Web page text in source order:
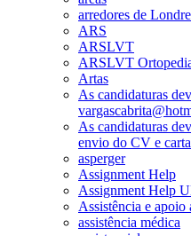
arredores de
ARS
ARSLVT
ARSLVT
Artas
As candidaturas
As candidaturas
envio do CV e
asperger
Assignment Help
Assignment Help
Assistência e apoio
assistência médica